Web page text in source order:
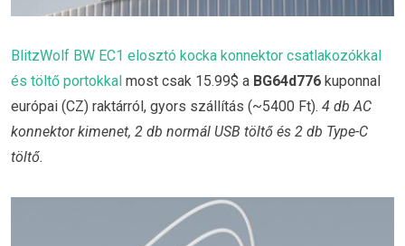
BlitzWolf BW EC1 elosztó kocka konnektor csatlakozókkal
és töltő portokkal most csak 15.99$ a BG64d776 kuponnal
európai (CZ) raktárról, gyors szállítás (~5400 Ft). 4 db AC
konnektor kimenet, 2 db normál USB töltő és 2 db Type-C
töltő.